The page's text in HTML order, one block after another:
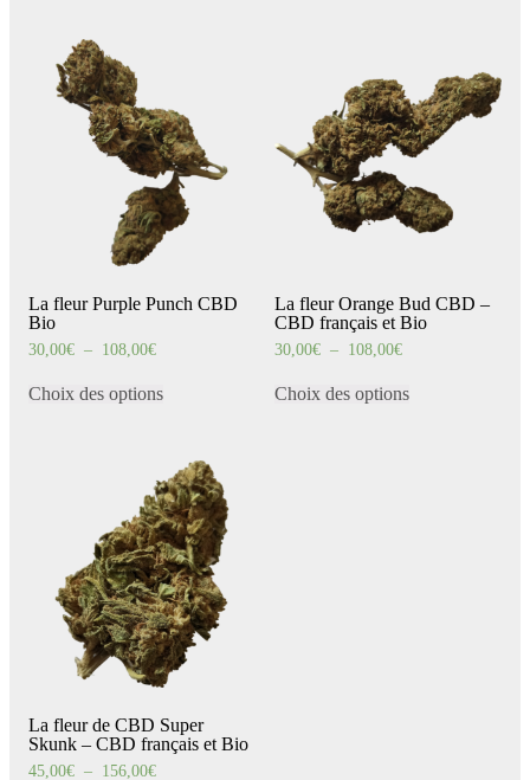
être
choisies
sur
la
page
du
produit
peuvent
être
choisies
sur
la
du
produit
La fleur Purple Punch CBD
Bio
30,00€ – 108,00€Plage
30,00€
Choix des optionsproduit
Les
options
peuvent
être
choisies
sur
la
page
du
produit
La fleur Orange Bud CBD –
CBD français et Bio
30,00€ – 108,00€Plage
30,00€
Choix des optionsproduit
La fleur de CBD Super
Skunk – CBD français et Bio
45,00€ – 156,00€Plage